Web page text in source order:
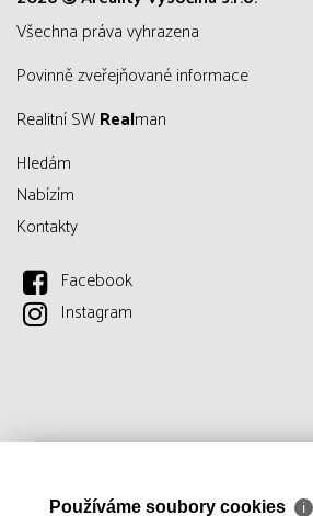
všechna práva vyhrazena
Povinně zveřejňované informace
Realitní SWRealman
Hledám
Nabízím
Kontakty
Facebook
Instagram
Používáme soubory cookies ℹ